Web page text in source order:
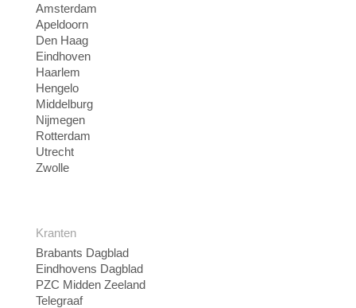
Amsterdam
Apeldoorn
Den Haag
Eindhoven
Haarlem
Hengelo
Middelburg
Nijmegen
Rotterdam
Utrecht
Zwolle
Kranten
Brabants Dagblad
Eindhovens Dagblad
PZC Midden Zeeland
Telegraaf